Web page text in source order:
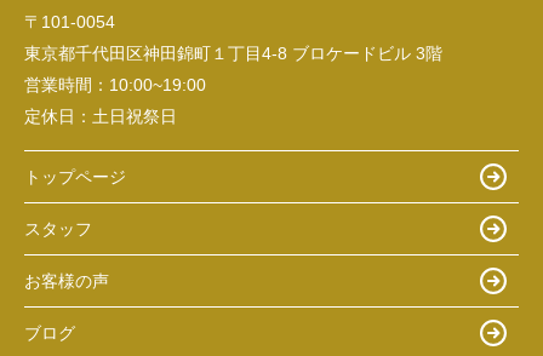
〒101-0054
東京都千代田区神田錦町１丁目4-8 ブロケードビル 3階
営業時間： 10:00~19:00
定休日： 土日祝祭日
トップページ
スタッフ
お客様の声
ブログ